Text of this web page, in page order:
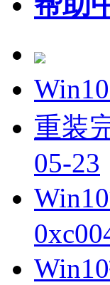
重装
05-23